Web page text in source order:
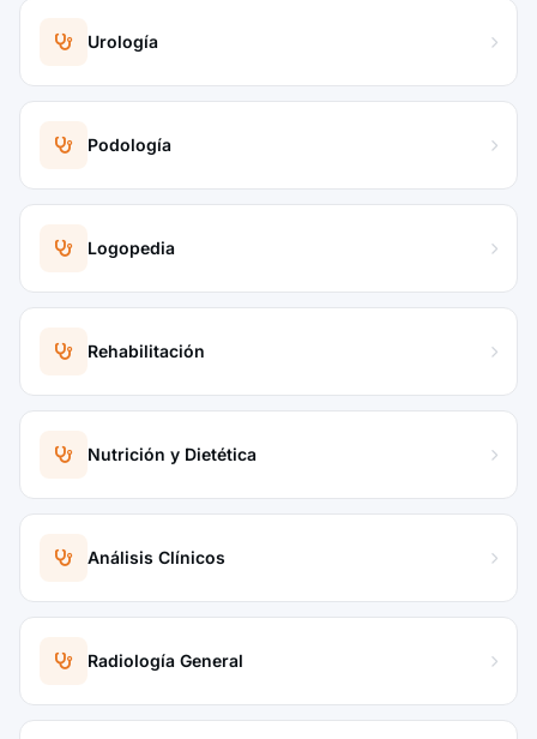
Urología
Podología
Logopedia
Rehabilitación
Nutrición y Dietética
Análisis Clínicos
Radiología General